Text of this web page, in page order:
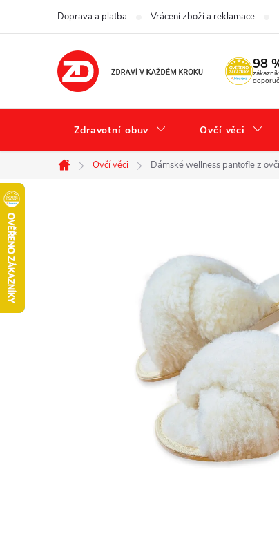
Doprava a platba Vrácení zboží a reklamace
98
Zdravotní obuv Ovčí věci
Domů
Ovčí věci Dámské wellness pantofle z